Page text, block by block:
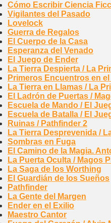
Cómo Escribir Ciencia
Vigilantes del Pasado
Lovelock
Guerra de Regalos
El Cuerpo de la Casa
Esperanza del Venado
El Juego de Ender
La Tierra Despierta / La
Primeros Encuentros en
La Tierra en Llamas / La
El Ladrón de Puertas /
Escuela de Mando / El
Escuela de Batalla / El
Ruinas / Pathfinder 2
La Tierra Desprevenida /
Sombras en Fuga
El Camino de la Magia.
La Puerta Oculta / Magos
La Saga de los Worthing
El Guardián de los Sueños
Pathfinder
La Gente del Margen
Ender en el Exilio
Maestro Cantor